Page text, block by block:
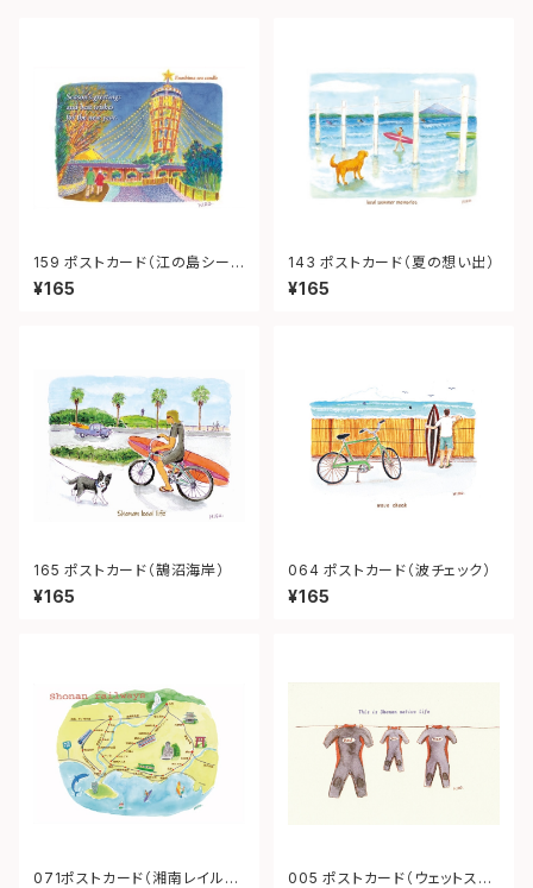
159 ポストカード（江の島シーキ
ャンドル）
¥165
143 ポストカード（夏の想い出）
¥165
165 ポストカード（鵠沼海岸）
¥165
064 ポストカード（波チェック）
¥165
071ポストカード（湘南レイルウ
005 ポストカード（ウェットスー